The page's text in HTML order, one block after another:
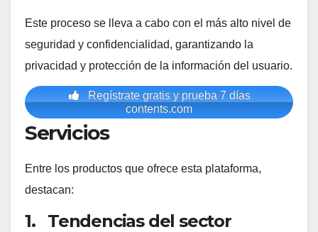
Este proceso se lleva a cabo con el más alto nivel de
seguridad y confidencialidad, garantizando la
privacidad y protección de la información del usuario.
Regístrate gratis y prueba 7 días
contents.com
Servicios
Entre los productos que ofrece esta plataforma,
destacan:
1. Tendencias del sector